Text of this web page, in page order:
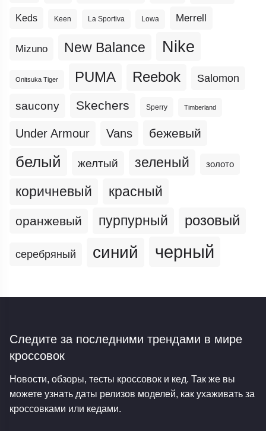
Keds Keen La Sportiva Lowa Merrell
Mizuno New Balance Nike
Onitsuka Tiger PUMA Reebok Salomon
saucony Skechers Sperry Timberland
Under Armour Vans бежевый
белый желтый зеленый золото
коричневый красный
оранжевый пурпурный розовый
серебряный синий черный
Следите за последними трендами в мире
кроссовок
Новости, обзоры, тесты кроссовок и кед. Так же вы
можете узнать даты релизов моделей, как ухаживать за
кроссовками или кедами.